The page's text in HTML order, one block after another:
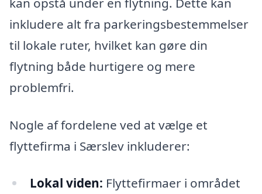
inkludere alt fra parkeringsbestemmelser
til lokale ruter, hvilket kan gøre din
flytning både hurtigere og mere
problemfri.
Nogle af fordelene ved at vælge et
flyttefirma i Særslev inkluderer:
Lokal viden: Flyttefirmaer i området